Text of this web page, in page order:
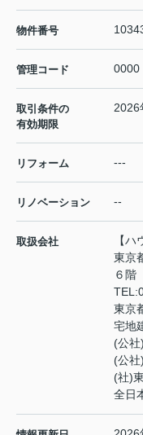
物件番号
管理コード 0000
取引条件の
有効期限
2026
リフォーム ---
リノベーション --
取扱会社
【
東京
６階
TEL:
東京
宅地
(公
(公
(社)
全日